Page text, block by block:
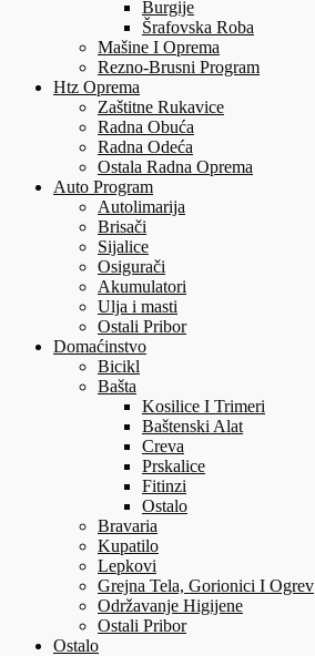
Burgije
Šrafovska Roba
Mašine I Oprema
Rezno-Brusni Program
Htz Oprema
Zaštitne Rukavice
Radna Obuća
Radna Odeća
Ostala Radna Oprema
Auto Program
Autolimarija
Brisači
Sijalice
Osigurači
Akumulatori
Ulja i masti
Ostali Pribor
Domaćinstvo
Bicikl
Bašta
Kosilice I Trimeri
Baštenski Alat
Creva
Prskalice
Fitinzi
Ostalo
Bravaria
Kupatilo
Lepkovi
Grejna Tela, Gorionici I Ogrev
Održavanje Higijene
Ostali Pribor
Ostalo